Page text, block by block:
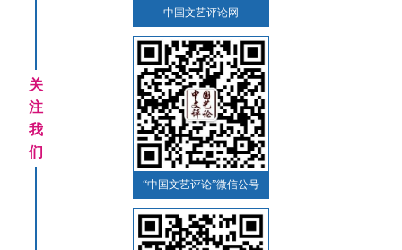
关
注
我
们
中国文艺评论网
“中国文艺评论”微信公号